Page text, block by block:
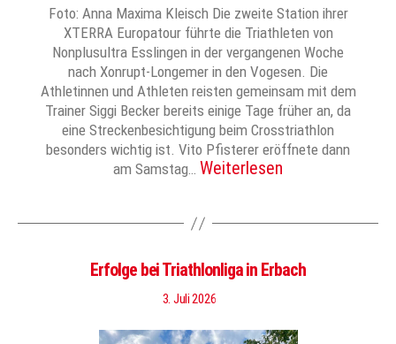
Foto: Anna Maxima Kleisch Die zweite Station ihrer
XTERRA Europatour führte die Triathleten von
Nonplusultra Esslingen in der vergangenen Woche
nach Xonrupt-Longemer in den Vogesen. Die
Athletinnen und Athleten reisten gemeinsam mit dem
Trainer Siggi Becker bereits einige Tage früher an, da
eine Streckenbesichtigung beim Crosstriathlon
besonders wichtig ist. Vito Pfisterer eröffnete dann
am Samstag… Weiterlesen
Erfolge bei Triathlonliga in Erbach
3. Juli 2026